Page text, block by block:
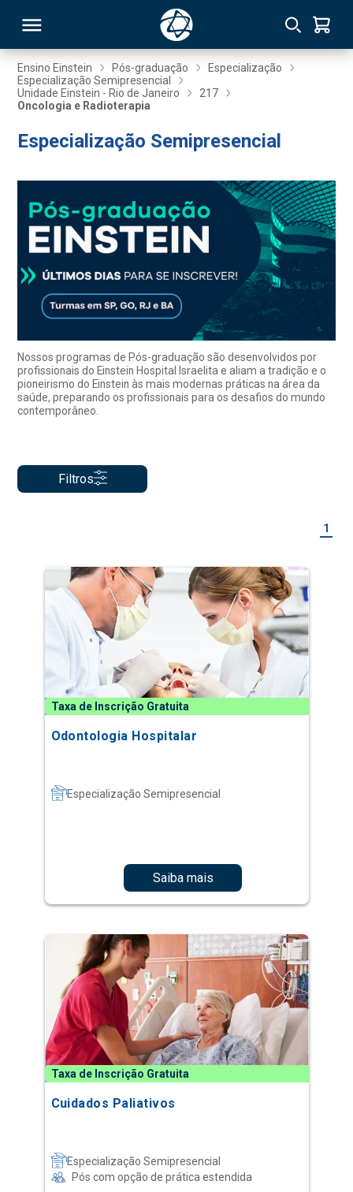
Ensino Einstein Pós-graduação
Especialização
Especialização Semipresencial
Unidade Einstein - Rio de Janeiro
217
Oncologia e Radioterapia
Especialização Semipresencial
Nossos programas de Pós-graduação são desenvolvidos por
profissionais do Einstein Hospital Israelita e aliam a tradição e o
pioneirismo do Einstein às mais modernas práticas na área da
saúde, preparando os profissionais para os desafios do mundo
contemporâneo.
Filtros
1
Taxa de Inscrição Gratuita
Odontologia Hospitalar
Especialização Semipresencial
Saiba mais
Taxa de Inscrição Gratuita
Cuidados Paliativos
Especialização Semipresencial
Pós com opção de prática estendida